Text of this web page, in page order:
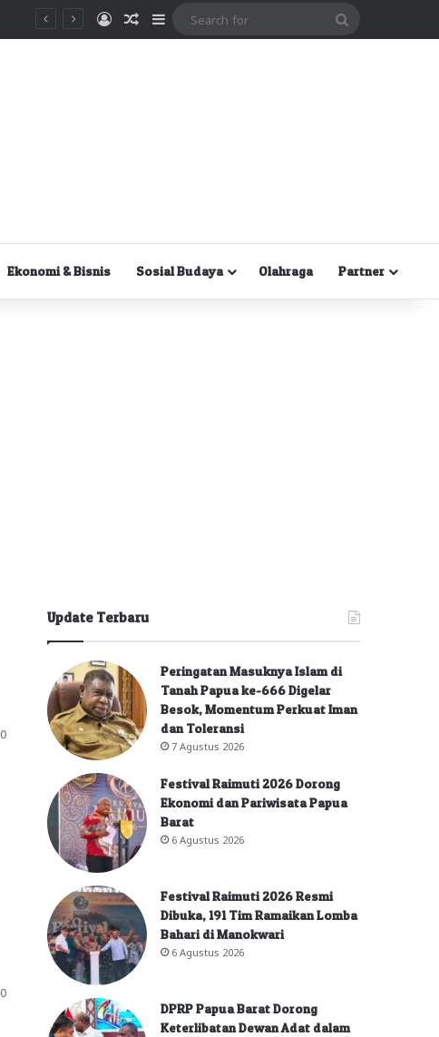
MasukRandom Article
Sidebar
Ekonomi & Bisnis Sosial Budaya Olahraga Partner
0
0
Update Terbaru
Peringatan Masuknya Islam di
Tanah Papua ke-666 Digelar
Besok, Momentum Perkuat Iman
dan Toleransi
7 Agustus 2026
Festival Raimuti 2026 Dorong
Ekonomi dan Pariwisata Papua
Barat
6 Agustus 2026
Festival Raimuti 2026 Resmi
Dibuka, 191 Tim Ramaikan Lomba
Bahari di Manokwari
6 Agustus 2026
DPRP Papua Barat Dorong
Keterlibatan Dewan Adat dalam